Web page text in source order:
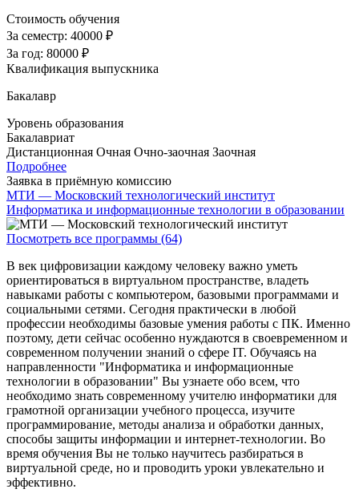
Стоимость обучения
За семестр: 40000 ₽
За год: 80000 ₽
Квалификация выпускника
Бакалавр
Уровень образования
Бакалавриат
Дистанционная Очная Очно-заочная Заочная
Подробнее
Заявка в приёмную комиссию
МТИ — Московский технологический институт
Информатика и информационные технологии в образовании
Посмотреть все программы (64)
В век цифровизации каждому человеку важно уметь
ориентироваться в виртуальном пространстве, владеть
навыками работы с компьютером, базовыми программами и
социальными сетями. Сегодня практически в любой
профессии необходимы базовые умения работы с ПК. Именно
поэтому, дети сейчас особенно нуждаются в своевременном и
современном получении знаний о сфере IT. Обучаясь на
направленности "Информатика и информационные
технологии в образовании" Вы узнаете обо всем, что
необходимо знать современному учителю информатики для
грамотной организации учебного процесса, изучите
программирование, методы анализа и обработки данных,
способы защиты информации и интернет-технологии. Во
время обучения Вы не только научитесь разбираться в
виртуальной среде, но и проводить уроки увлекательно и
эффективно.